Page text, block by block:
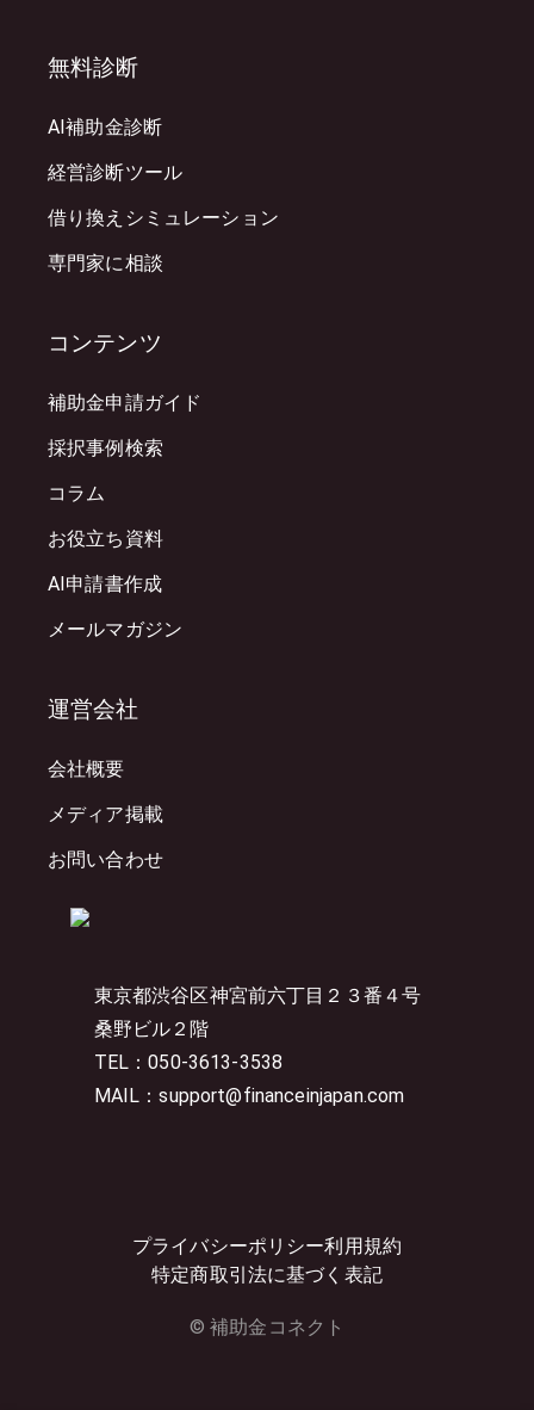
東京都渋谷区神宮前六丁目２３番４号
桑野ビル２階
TEL：050-3613-3538
MAIL：support@financeinjapan.com
プライバシーポリシー利用規約
特定商取引法に基づく表記
© 補助金コネクト
無料診断
AI補助金診断
経営診断ツール
借り換えシミュレーション
専門家に相談
コンテンツ
補助金申請ガイド
採択事例検索
コラム
お役立ち資料
AI申請書作成
メールマガジン
運営会社
会社概要
メディア掲載
お問い合わせ